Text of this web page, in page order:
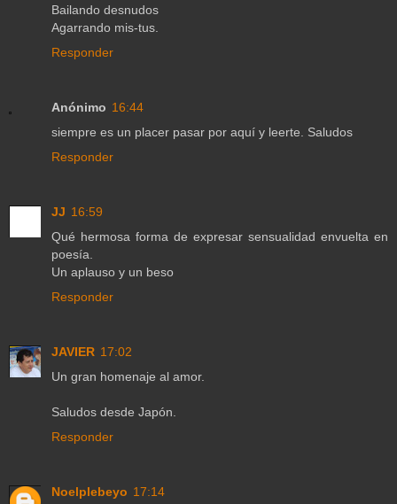
Bailando desnudos
Agarrando mis-tus.
Responder
Anónimo 16:44
siempre es un placer pasar por aquí y leerte. Saludos
Responder
JJ 16:59
Qué hermosa forma de expresar sensualidad envuelta en
poesía.
Un aplauso y un beso
Responder
JAVIER 17:02
Un gran homenaje al amor.
Saludos desde Japón.
Responder
Noelplebeyo 17:14